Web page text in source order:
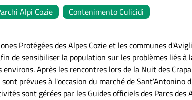
Alpi Cozie Contenimento Culicidi
Protégées des Alpes Cozie et les communes
de sensibiliser la population sur les problèmes liés à
Après les rencontres lors de la Nuit des
prévues à l'occasion du marché de Sant’Antonino
sont gérées par les Guides officiels des Parcs des